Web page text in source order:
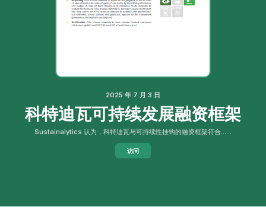
2025 年 7 月 3 日
科特迪瓦可持续发展融资框架
Sustainalytics 认为，科特迪瓦与可持续性挂钩的融资框架符合......
访问